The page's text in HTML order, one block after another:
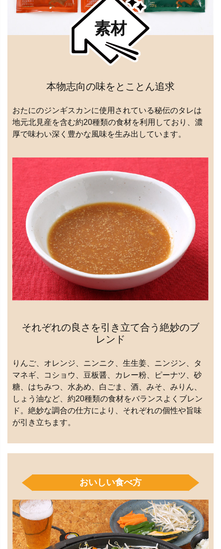
素材
本物志向の味をとことん追求
おたにのジンギスカンに使用されている秘伝のタレは
地元北見産を含む約20種類の食材を利用しており、濃
厚で味わい深く豊かな風味を生み出しています。
それぞれの良さを引き立て合う絶妙のブ
レンド
りんご、オレンジ、ニンニク、生生姜、ニンジン、タ
マネギ、コショウ、豆板醤、カレー粉、ピーナツ、砂
糖、はちみつ、水あめ、白ごま、酒、みそ、みりん、
しょう油など、約20種類の食材をバランスよくブレン
ド。絶妙な調合の仕方により、それぞれの個性や旨味
が引き立ちます。
おいしい食べ方